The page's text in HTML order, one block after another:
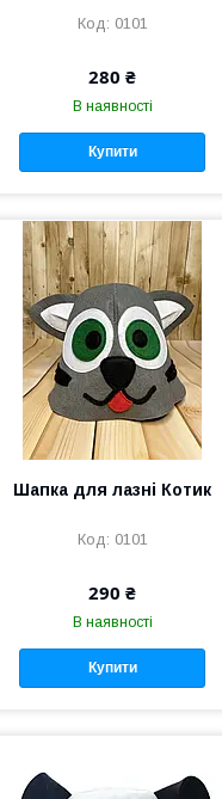
0101
280 ₴
В наявності
Купити
Шапка для лазні Котик
0101
290 ₴
В наявності
Купити